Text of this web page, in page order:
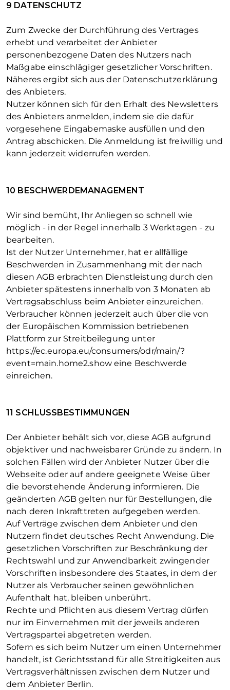
9 DATENSCHUTZ
Zum Zwecke der Durchführung des Vertrages
erhebt und verarbeitet der Anbieter
personenbezogene Daten des Nutzers nach
Maßgabe einschlägiger gesetzlicher Vorschriften.
Näheres ergibt sich aus der Datenschutzerklärung
des Anbieters.
Nutzer können sich für den Erhalt des Newsletters
des Anbieters anmelden, indem sie die dafür
vorgesehene Eingabemaske ausfüllen und den
Antrag abschicken. Die Anmeldung ist freiwillig und
kann jederzeit widerrufen werden.
10 BESCHWERDEMANAGEMENT
Wir sind bemüht, Ihr Anliegen so schnell wie
möglich - in der Regel innerhalb 3 Werktagen - zu
bearbeiten.
Ist der Nutzer Unternehmer, hat er allfällige
Beschwerden in Zusammenhang mit der nach
diesen AGB erbrachten Dienstleistung durch den
Anbieter spätestens innerhalb von 3 Monaten ab
Vertragsabschluss beim Anbieter einzureichen.
Verbraucher können jederzeit auch über die von
der Europäischen Kommission betriebenen
Plattform zur Streitbeilegung unter
https://ec.europa.eu/consumers/odr/main/?
event=main.home2.show eine Beschwerde
einreichen.
11 SCHLUSSBESTIMMUNGEN
Der Anbieter behält sich vor, diese AGB aufgrund
objektiver und nachweisbarer Gründe zu ändern. In
solchen Fällen wird der Anbieter Nutzer über die
Webseite oder auf andere geeignete Weise über
die bevorstehende Änderung informieren. Die
geänderten AGB gelten nur für Bestellungen, die
nach deren Inkrafttreten aufgegeben werden.
Auf Verträge zwischen dem Anbieter und den
Nutzern findet deutsches Recht Anwendung. Die
gesetzlichen Vorschriften zur Beschränkung der
Rechtswahl und zur Anwendbarkeit zwingender
Vorschriften insbesondere des Staates, in dem der
Nutzer als Verbraucher seinen gewöhnlichen
Aufenthalt hat, bleiben unberührt.
Rechte und Pflichten aus diesem Vertrag dürfen
nur im Einvernehmen mit der jeweils anderen
Vertragspartei abgetreten werden.
Sofern es sich beim Nutzer um einen Unternehmer
handelt, ist Gerichtsstand für alle Streitigkeiten aus
Vertragsverhältnissen zwischen dem Nutzer und
dem Anbieter Berlin.